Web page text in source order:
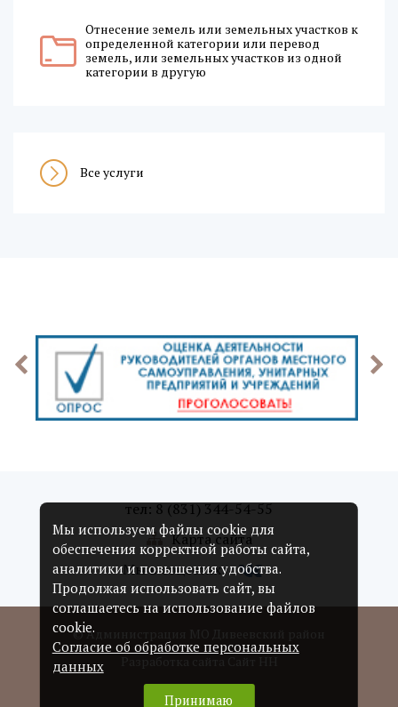
Отнесение земель или земельных участков к
определенной категории или перевод
земель, или земельных участков из одной
категории в другую
Все услуги
тел: 8 (831) 344-54-55
Карта сайта
Мы в соцсетях:
© Администрация МО Дивеевский район
Мы используем файлы cookie для
обеспечения корректной работы сайта,
аналитики и повышения удобства.
Продолжая использовать сайт, вы
соглашаетесь на использование файлов
cookie.
Согласие об обработке персональных
данных
Принимаю